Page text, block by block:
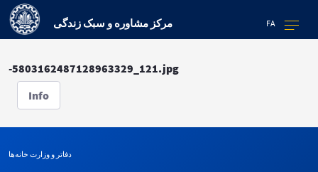
FA مرکز مشاوره و سبک زندگی
-5803162487128963329_121.jpg
Info
دفاتر و وزارت خانه‌ها